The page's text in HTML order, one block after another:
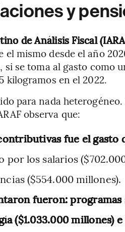
y
de Análisis Fiscal
mismo desde el año
se toma al gasto como
kilogramos en el 2022.
para nada
observa que:
fue el gasto
por los salarios
($554.000 millones).
fueron: programas
($1.033.000 millones)